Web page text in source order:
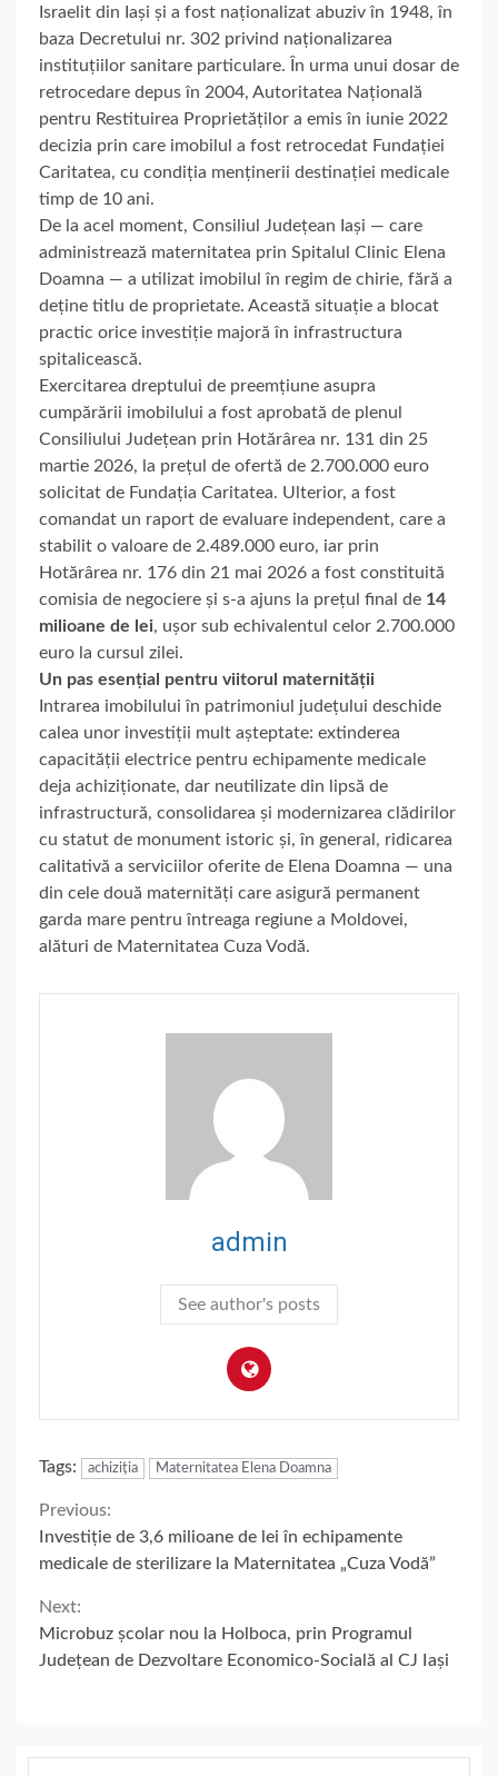
Israelit din Iași și a fost naționalizat abuziv în 1948, în
baza Decretului nr. 302 privind naționalizarea
instituțiilor sanitare particulare. În urma unui dosar de
retrocedare depus în 2004, Autoritatea Națională
pentru Restituirea Proprietăților a emis în iunie 2022
decizia prin care imobilul a fost retrocedat Fundației
Caritatea, cu condiția menținerii destinației medicale
timp de 10 ani.
De la acel moment, Consiliul Județean Iași — care
administrează maternitatea prin Spitalul Clinic Elena
Doamna — a utilizat imobilul în regim de chirie, fără a
deține titlu de proprietate. Această situație a blocat
practic orice investiție majoră în infrastructura
spitalicească.
Exercitarea dreptului de preemțiune asupra
cumpărării imobilului a fost aprobată de plenul
Consiliului Județean prin Hotărârea nr. 131 din 25
martie 2026, la prețul de ofertă de 2.700.000 euro
solicitat de Fundația Caritatea. Ulterior, a fost
comandat un raport de evaluare independent, care a
stabilit o valoare de 2.489.000 euro, iar prin
Hotărârea nr. 176 din 21 mai 2026 a fost constituită
comisia de negociere și s-a ajuns la prețul final de 14
milioane de lei, ușor sub echivalentul celor 2.700.000
euro la cursul zilei.
Un pas esențial pentru viitorul maternității
Intrarea imobilului în patrimoniul județului deschide
calea unor investiții mult așteptate: extinderea
capacității electrice pentru echipamente medicale
deja achiziționate, dar neutilizate din lipsă de
infrastructură, consolidarea și modernizarea clădirilor
cu statut de monument istoric și, în general, ridicarea
calitativă a serviciilor oferite de Elena Doamna — una
din cele două maternități care asigură permanent
garda mare pentru întreaga regiune a Moldovei,
alături de Maternitatea Cuza Vodă.
admin
See author's posts
Tags: achiziția Maternitatea Elena Doamna
Continue
Reading
Previous:
Investiție de 3,6 milioane de lei în echipamente
medicale de sterilizare la Maternitatea „Cuza Vodă”
Next:
Microbuz școlar nou la Holboca, prin Programul
Județean de Dezvoltare Economico-Socială al CJ Iași